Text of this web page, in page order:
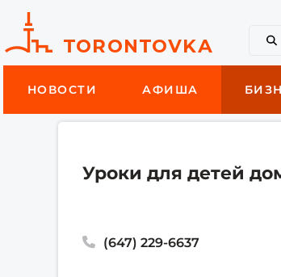
НОВОСТИ АФИША
Уроки для детей
(647) 229-6637